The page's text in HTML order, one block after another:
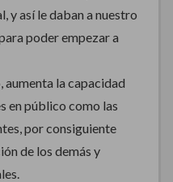
y así le daban a nuestro
poder empezar a
aumenta la capacidad
en público como las
por consiguiente
de los demás y